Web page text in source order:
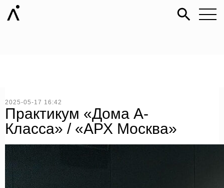
2025-05-17 16:42
Практикум «Дома А-
Класса» / «АРХ Москва»